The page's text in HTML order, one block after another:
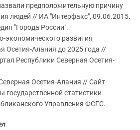
предположительную причину
людей // ИА "Интерфакс", 09.06.2015.
"Города России".
экономического развития
Осетия-Алания до 2025 года //
Республики Северная Осетия-
Осетия-Алания // Сайт
статистики
Управления ФСГС.